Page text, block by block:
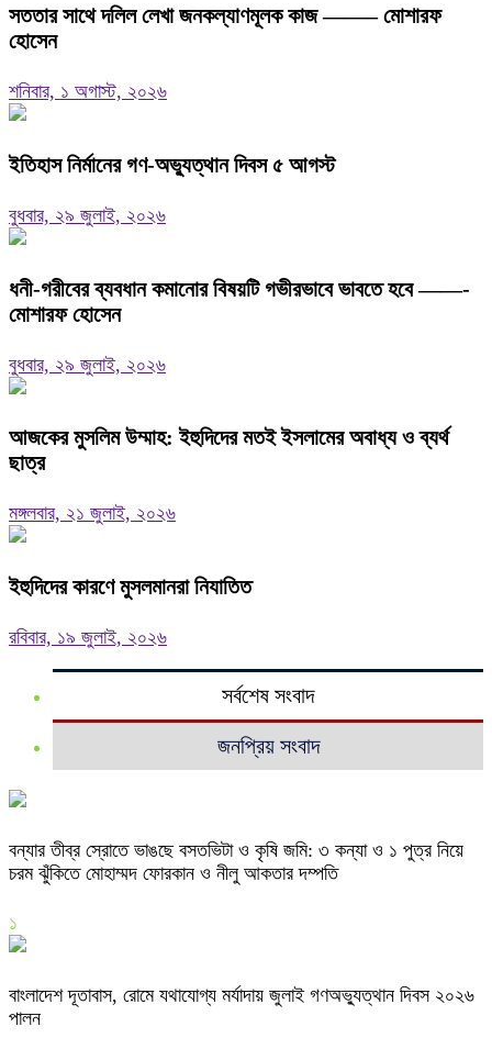
সততার সাথে দলিল লেখা জনকল্যাণমূলক কাজ ——– মোশারফ
হোসেন
শনিবার, ১ অগাস্ট, ২০২৬
ইতিহাস নির্মানের গণ-অভ্যুত্থান দিবস ৫ আগস্ট
বুধবার, ২৯ জুলাই, ২০২৬
ধনী-গরীবের ব্যবধান কমানোর বিষয়টি গভীরভাবে ভাবতে হবে ——-
মোশারফ হোসেন
বুধবার, ২৯ জুলাই, ২০২৬
আজকের মুসলিম উম্মাহ: ইহুদিদের মতই ইসলামের অবাধ্য ও ব্যর্থ
ছাত্র
মঙ্গলবার, ২১ জুলাই, ২০২৬
ইহুদিদের কারণে মুসলমানরা নিযাতিত
রবিবার, ১৯ জুলাই, ২০২৬
সর্বশেষ সংবাদ
জনপ্রিয় সংবাদ
বন্যার তীব্র স্রোতে ভাঙছে বসতভিটা ও কৃষি জমি: ৩ কন্যা ও ১ পুত্র নিয়ে
চরম ঝুঁকিতে মোহাম্মদ ফোরকান ও নীলু আকতার দম্পতি
১
বাংলাদেশ দূতাবাস, রোমে যথাযোগ্য মর্যাদায় জুলাই গণঅভ্যুত্থান দিবস ২০২৬
পালন